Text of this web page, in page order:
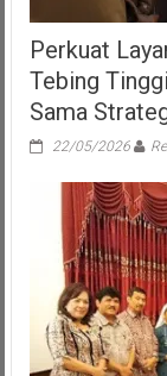
Perkuat
Tebing
Sama
22/05/2026